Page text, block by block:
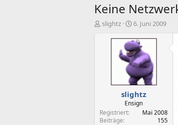
Keine
E
slightz
E
s
t
e
l
l
t
a
m
6. Juni 2009
slightz
Ensign
Registriert
Mai 2008
Beiträge
155